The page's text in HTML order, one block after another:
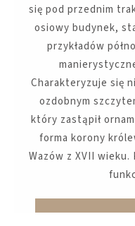
się pod przednim
osiowy budynek,
przykładów
Charakteryzuje się
ozdobnym
który zastąpił
forma korony
Wazów z XVII wieku.